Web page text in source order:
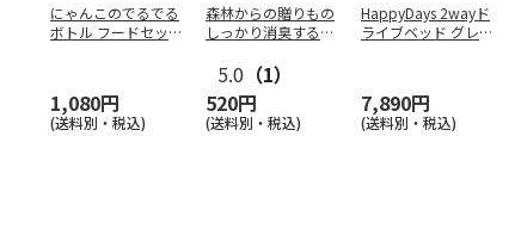
にゃんこのでるでる
ボトル フードセッ
1,080円
(送料別・税込)
森林からの贈りもの
しっかり消臭するひ
5.0 （1）
520円
(送料別・税込)
HappyDays 2wayド
ライブベッド グレ
7,890円
(送料別・税込)